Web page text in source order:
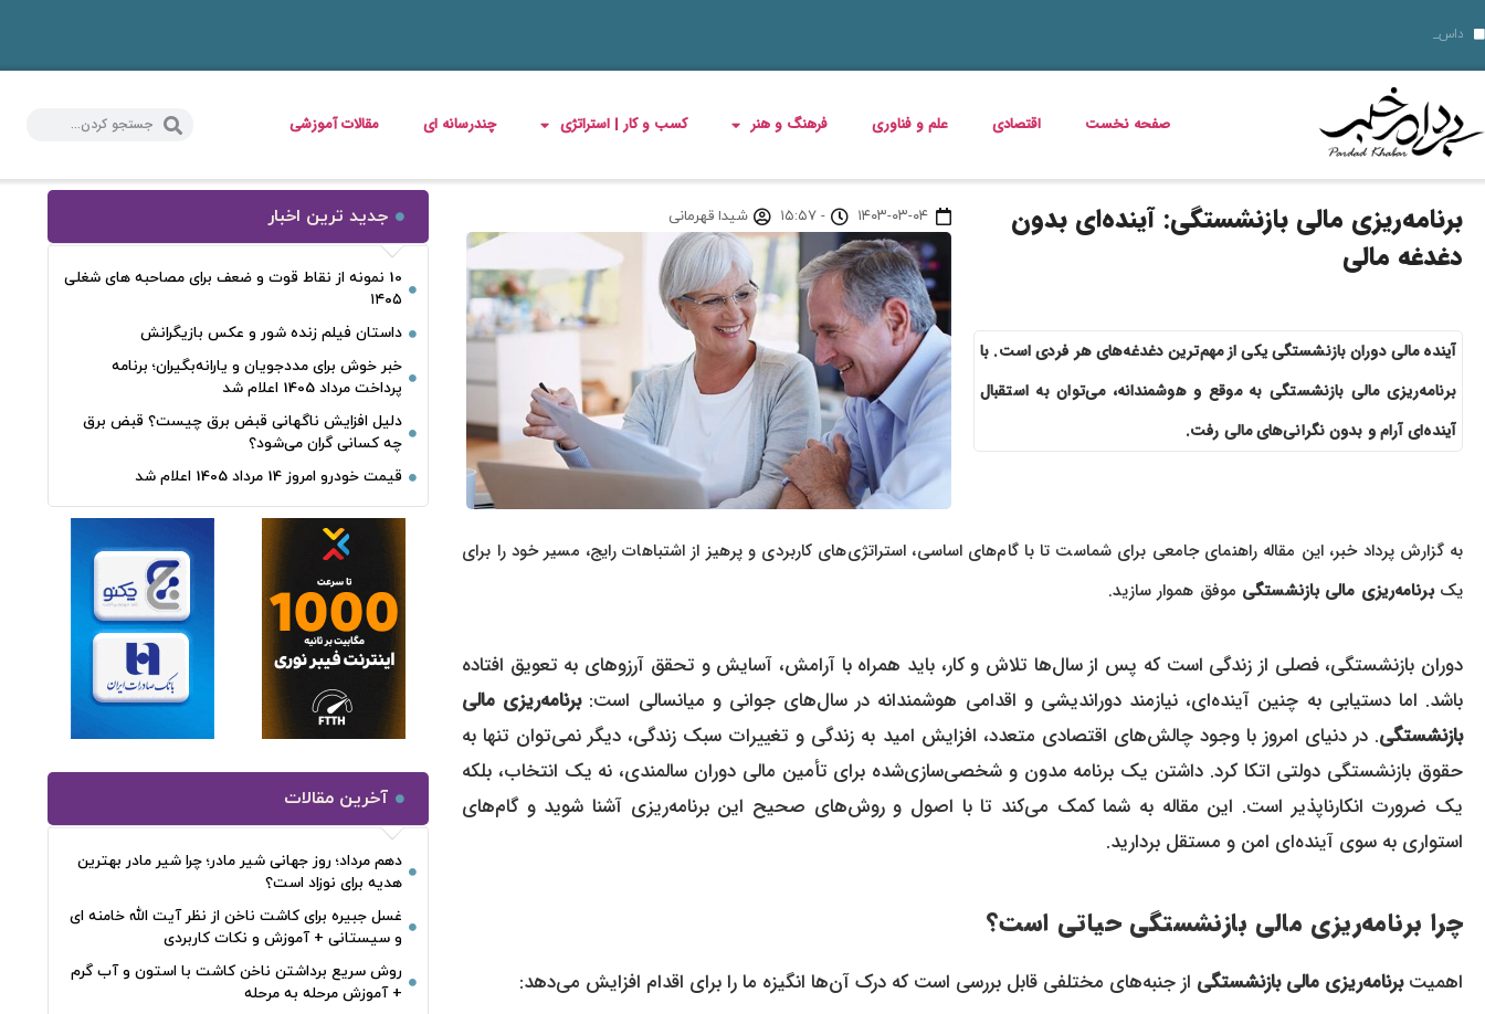
داستان فیلم زنده شور و عکس بازی
خبر خوش برای مددجویان و یارانه‌بگیران؛ برنامه پرداخت مرداد 1405 اعلام شد
دلیل افزایش ناگهانی قبض برق چیست؟ قبض برق چه کسانی گران می‌شود؟
قیمت خودرو امروز 14 مرداد 1405 اعلام شد
زمان شارژ کالابرگ تغییر کرد؛ اعلام زمان واریز اعتبار خانوارها
۱۴ مرداد؛ روز تبریز و روایت مقاومت مشروطه‌خواهان؛ از اشغال روس‌ها تا نام علی موسیو
طرز تهیه بستنی خشک میوه‌ ای؛ ترد، پفکی و متفاوت
مریم همتیان بازیگر سینما و تئاتر درگذشت
ناهار چی بپزم؟ 30 مدل غذای خوشمزه و سریع برای ناهار
صفحه نخست اقتصادی علم و فناوری فرهنگ و هنر کسب و کار | استراتژی چندرسانه ای مقالات آموزشی
برنامه‌ریزی مالی بازنشستگی: آینده‌ای بدون
دغدغه مالی
آینده مالی دوران بازنشستگی یکی از مهم‌ترین دغدغه‌های هر فردی است. با
برنامه‌ریزی مالی بازنشستگی به موقع و هوشمندانه، می‌توان به استقبال
آینده‌ای آرام و بدون نگرانی‌های مالی رفت.
۱۴۰۳-۰۳-۰۴ - ۱۵:۵۷ شیدا قهرمانی
به گزارش پرداد خبر، این مقاله راهنمای جامعی برای شماست تا با گام‌های اساسی، استراتژی‌های کاربردی و پرهیز از اشتباهات رایج، مسیر خود را برای
یکبرنامه‌ریزی مالی بازنشستگی موفق هموار سازید.
دوران بازنشستگی، فصلی از زندگی است که پس از سال‌ها تلاش و کار، باید همراه با آرامش، آسایش و تحقق آرزوهای به تعویق افتاده
باشد. اما دستیابی به چنین آینده‌ای، نیازمند دوراندیشی و اقدامی هوشمندانه در سال‌های جوانی و میانسالی است:برنامه‌ریزی مالی
بازنشستگی. در دنیای امروز با وجود چالش‌های اقتصادی متعدد، افزایش امید به زندگی و تغییرات سبک زندگی، دیگر نمی‌توان تنها به
حقوق بازنشستگی دولتی اتکا کرد. داشتن یک برنامه مدون و شخصی‌سازی‌شده برای تأمین مالی دوران سالمندی، نه یک انتخاب، بلکه
یک ضرورت انکارناپذیر است. این مقاله به شما کمک می‌کند تا با اصول و روش‌های صحیح این برنامه‌ریزی آشنا شوید و گام‌های
استواری به سوی آینده‌ای امن و مستقل بردارید.
چرا برنامه‌ریزی مالی بازنشستگی حیاتی است؟
اهمیتبرنامه‌ریزی مالی بازنشستگی از جنبه‌های مختلفی قابل بررسی است که درک آن‌ها انگیزه ما را برای اقدام افزایش می‌دهد:
جدید ترین اخبار
10 نمونه از نقاط قوت و ضعف برای مصاحبه‌ های شغلی
۱۴۰۵
داستان فیلم زنده شور و عکس بازیگرانش
خبر خوش برای مددجویان و یارانه‌بگیران؛ برنامه
پرداخت مرداد 1405 اعلام شد
دلیل افزایش ناگهانی قبض برق چیست؟ قبض برق
چه کسانی گران می‌شود؟
قیمت خودرو امروز 14 مرداد 1405 اعلام شد
آخرین مقالات
دهم مرداد؛ روز جهانی شیر مادر؛ چرا شیر مادر بهترین
هدیه برای نوزاد است؟
غسل جبیره برای کاشت ناخن از نظر آیت الله خامنه ای
و سیستانی + آموزش و نکات کاربردی
روش سریع برداشتن ناخن کاشت با استون و آب گرم
+ آموزش مرحله به مرحله